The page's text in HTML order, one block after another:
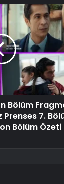
Bölüm
Prenses 7.
Bölüm Özeti